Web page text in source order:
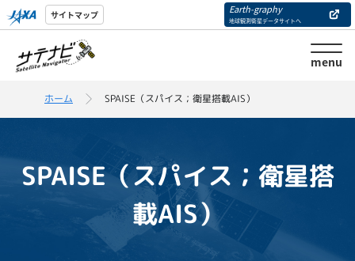
サイトマップ Earth-graphy
地球観測衛星データサイトへ
menu
ホーム SPAISE（スパイス；衛星搭載AIS）
SPAISE（スパイス；衛星搭
載AIS）